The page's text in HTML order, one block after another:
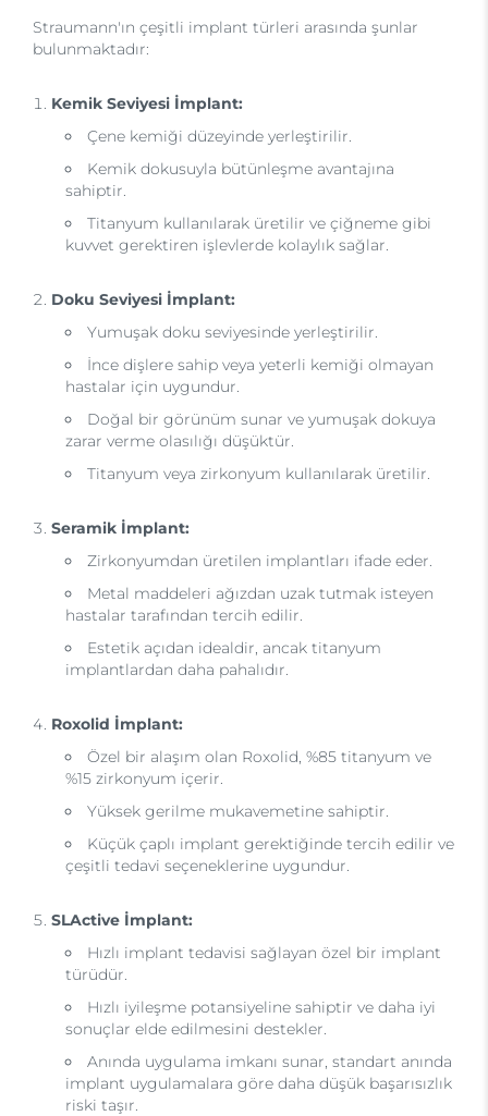
Straumann'ın çeşitli implant türleri arasında şunlar
bulunmaktadır:
Kemik Seviyesi İmplant:
Çene kemiği düzeyinde yerleştirilir.
Kemik dokusuyla bütünleşme avantajına
sahiptir.
Titanyum kullanılarak üretilir ve çiğneme gibi
kuvvet gerektiren işlevlerde kolaylık sağlar.
Doku Seviyesi İmplant:
Yumuşak doku seviyesinde yerleştirilir.
İnce dişlere sahip veya yeterli kemiği olmayan
hastalar için uygundur.
Doğal bir görünüm sunar ve yumuşak dokuya
zarar verme olasılığı düşüktür.
Titanyum veya zirkonyum kullanılarak üretilir.
Seramik İmplant:
Zirkonyumdan üretilen implantları ifade eder.
Metal maddeleri ağızdan uzak tutmak isteyen
hastalar tarafından tercih edilir.
Estetik açıdan idealdir, ancak titanyum
implantlardan daha pahalıdır.
Roxolid İmplant:
Özel bir alaşım olan Roxolid, %85 titanyum ve
%15 zirkonyum içerir.
Yüksek gerilme mukavemetine sahiptir.
Küçük çaplı implant gerektiğinde tercih edilir ve
çeşitli tedavi seçeneklerine uygundur.
SLActive İmplant:
Hızlı implant tedavisi sağlayan özel bir implant
türüdür.
Hızlı iyileşme potansiyeline sahiptir ve daha iyi
sonuçlar elde edilmesini destekler.
Anında uygulama imkanı sunar, standart anında
implant uygulamalara göre daha düşük başarısızlık
riski taşır.